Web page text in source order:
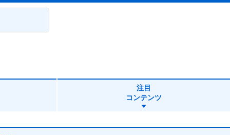
注目
コンテンツ